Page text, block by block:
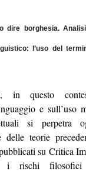
dire borghesia.
l’uso del
in questo
e sull’uso
si perpetra
delle teorie
su Critica
i rischi